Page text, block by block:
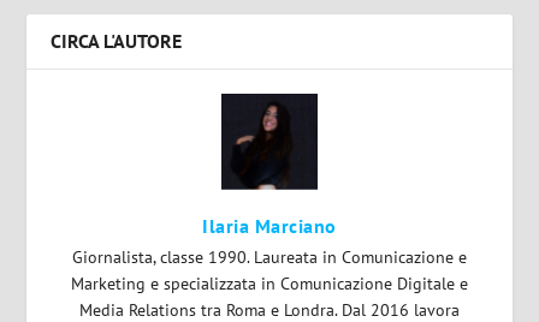
CIRCA L'AUTORE
Ilaria Marciano
Giornalista, classe 1990. Laureata in Comunicazione e
Marketing e specializzata in Comunicazione Digitale e
Media Relations tra Roma e Londra. Dal 2016 lavora